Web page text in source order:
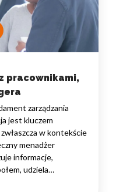
pracownikami,
zarządzania
jest kluczem
w kontekście
menadżer
informacje,
udziela